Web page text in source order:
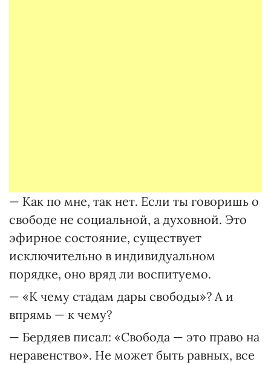
— Как по мне, так нет. Если ты говоришь о
свободе не социальной, а духовной. Это
эфирное состояние, существует
исключительно в индивидуальном
порядке, оно вряд ли воспитуемо.
— «К чему стадам дары свободы»? А и
впрямь — к чему?
— Бердяев писал: «Свобода — это право на
неравенство». Не может быть равных, все